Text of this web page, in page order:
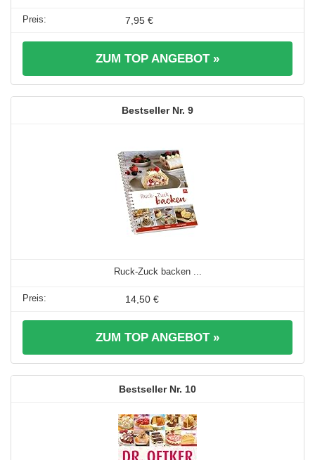
7,95 €
ZUM TOP ANGEBOT »
9
Ruck-Zuck backen ...
14,50 €
ZUM TOP ANGEBOT »
10